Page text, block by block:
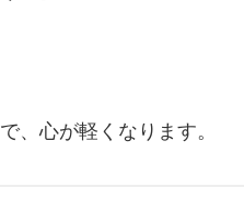
、心が軽くなります。